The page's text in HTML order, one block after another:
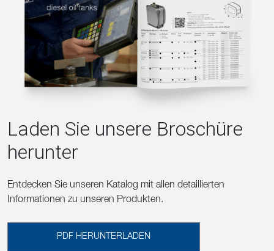
Laden Sie unsere Broschüre
herunter
Entdecken Sie unseren Katalog mit allen detaillierten
Informationen zu unseren Produkten.
PDF HERUNTERLADEN